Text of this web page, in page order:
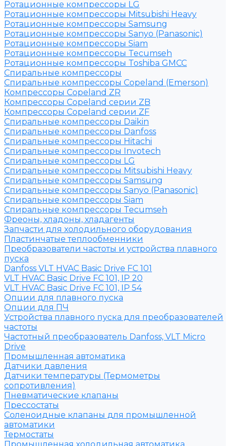
Ротационные компрессоры LG
Ротационные компрессоры Mitsubishi Heavy
Ротационные компрессоры Samsung
Ротационные компрессоры Sanyo (Panasonic)
Ротационные компрессоры Siam
Ротационные компрессоры Tecumseh
Ротационные компрессоры Toshiba GMCC
Спиральные компрессоры
Спиральные компрессоры Copeland (Emerson)
Компрессоры Copeland ZR
Компрессоры Copeland серии ZB
Компрессоры Copeland серии ZF
Спиральные компрессоры Daikin
Спиральные компрессоры Danfoss
Спиральные компрессоры Hitachi
Спиральные компрессоры Invotech
Спиральные компрессоры LG
Спиральные компрессоры Mitsubishi Heavy
Спиральные компрессоры Samsung
Спиральные компрессоры Sanyo (Panasonic)
Спиральные компрессоры Siam
Спиральные компрессоры Tecumseh
Фреоны, хладоны, хладагенты
Запчасти для холодильного оборудования
Пластинчатые теплообменники
Преобразователи частоты и устройства плавного
пуска
Danfoss VLT HVAC Basic Drive FC 101
VLT HVAC Basic Drive FC 101, IP 20
VLT HVAC Basic Drive FC 101, IP 54
Опции для плавного пуска
Опции для ПЧ
Устройства плавного пуска для преобразователей
частоты
Частотный преобразователь Danfoss, VLT Micro
Drive
Промышленная автоматика
Датчики давления
Датчики температуры (Термометры
сопротивления)
Пневматические клапаны
Прессостаты
Соленоидные клапаны для промышленной
автоматики
Термостаты